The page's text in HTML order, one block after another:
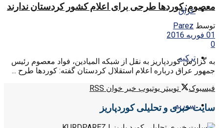
عراق
ترکیه
سوریه
معصوم: کوردها طرحی برای اعلام کشور کردستان ندارند
توسط Parez
01 فوریه 2016
0
به گزارش کوردپاریز به نقل از شبکه المیادین، فواد معصوم رئیس
جمهور عراق درباره اعلام استقلال کردستان گفته: کوردها طرح ...
فیسبوک
توییتر یوتیوب خبر خوان RSS
سایت خبری و تحلیلی کوردپاریز